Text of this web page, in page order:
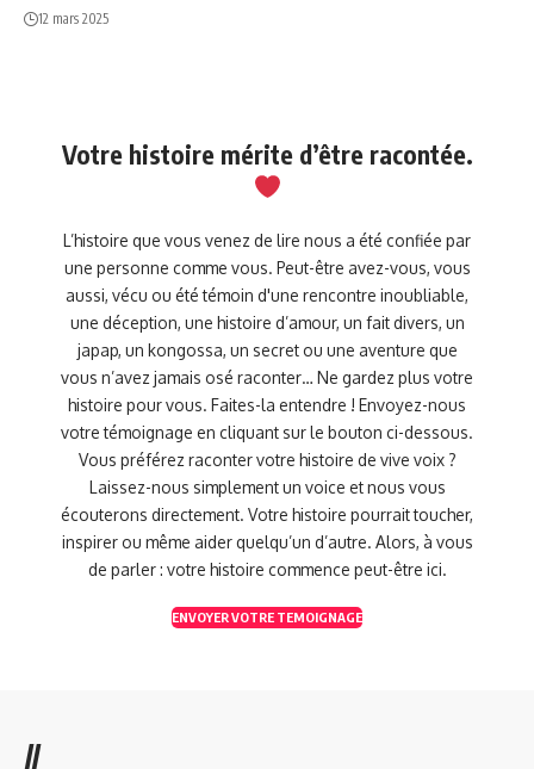
12 mars 2025
Votre histoire mérite d’être racontée.
L’histoire que vous venez de lire nous a été confiée par
une personne comme vous. Peut-être avez-vous, vous
aussi, vécu ou été témoin d'une rencontre inoubliable,
une déception, une histoire d’amour, un fait divers, un
japap, un kongossa, un secret ou une aventure que
vous n’avez jamais osé raconter… Ne gardez plus votre
histoire pour vous. Faites-la entendre ! Envoyez-nous
votre témoignage en cliquant sur le bouton ci-dessous.
Vous préférez raconter votre histoire de vive voix ?
Laissez-nous simplement un voice et nous vous
écouterons directement. Votre histoire pourrait toucher,
inspirer ou même aider quelqu’un d’autre. Alors, à vous
de parler : votre histoire commence peut-être ici.
ENVOYER VOTRE TEMOIGNAGE
//